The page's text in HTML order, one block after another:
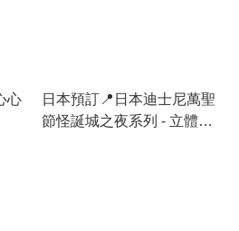
心
日本預訂📍日本迪士尼萬聖
節怪誕城之夜系列 - 立體掛